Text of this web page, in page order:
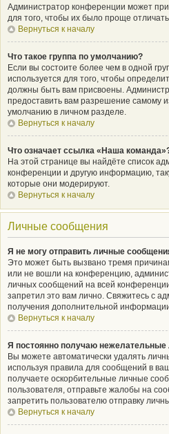
Администратор конференции может
для того, чтобы их было проще отличать
Вернуться к началу
Что такое группа по умолчанию?
Если вы состоите более чем в одной
используется для того, чтобы
должны быть вам присвоены.
предоставить вам разрешение самому
умолчанию в личном разделе.
Вернуться к началу
Что означает ссылка «Наша
На этой странице вы найдёте список
конференции и другую информацию,
которые они модерируют.
Вернуться к началу
Личные сообщения
Я не могу отправить личные
Это может быть вызвано тремя
или не вошли на конференцию,
личных сообщений на всей
запретил это вам лично. Свяжитесь с
получения дополнительной
Вернуться к началу
Я постоянно получаю
Вы можете автоматически удалять
используя правила для сообщений в
получаете оскорбительные личные
пользователя, отправьте жалобы на
запретить пользователю отправку
Вернуться к началу